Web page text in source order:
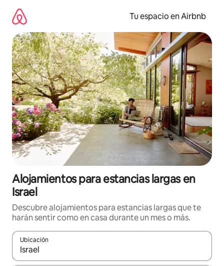
contenido
Tu espacio en Airbnb
Alojamientos para estancias largas en
Israel
Descubre alojamientos para estancias largas que te
harán sentir como en casa durante un mes o más.
Ubicación
Cuando los resultados estén disponibles, podrás navegar